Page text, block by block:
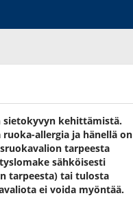
sietokyvyn kehittämistä.
allergia ja hänellä on
tarpeesta
sähköisesti
tarpeesta) tai tulosta
ei voida myöntää.